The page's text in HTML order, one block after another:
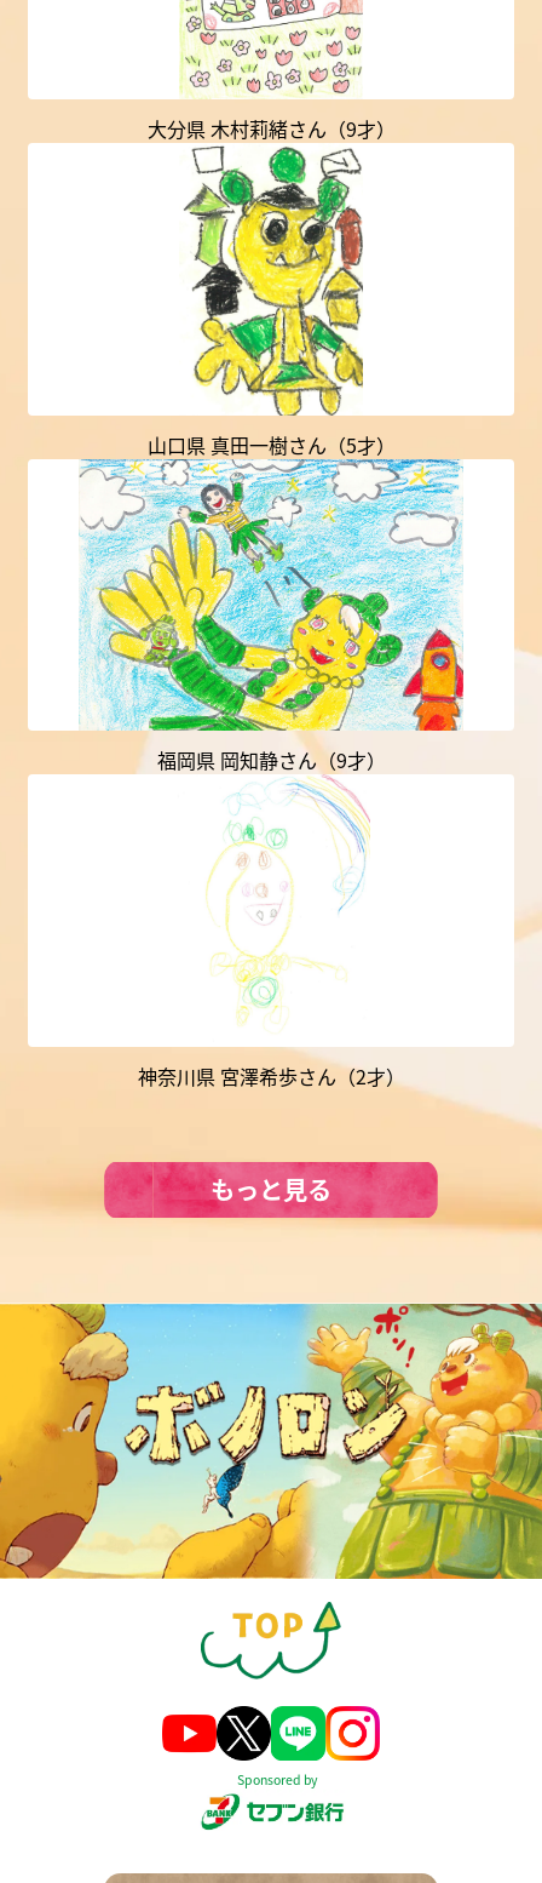
大分県 木村莉緒さん（9才）
山口県 真田一樹さん（5才）
福岡県 岡知静さん（9才）
神奈川県 宮澤希歩さん（2才）
もっと見る
Sponsored by